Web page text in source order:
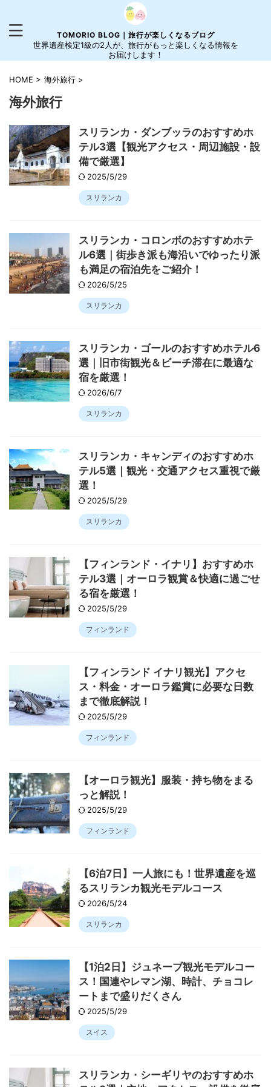
TOMORIO BLOG｜旅行が楽しくなるブログ
世界遺産検定1級の2人が、旅行がもっと楽しくなる情報を
お届けします！
HOME > 海外旅行 >
海外旅行
スリランカ・ダンブッラのおすすめホ
テル3選【観光アクセス・周辺施設・設
備で厳選】
2025/5/29
スリランカ
スリランカ・コロンボのおすすめホテ
ル6選｜街歩き派も海沿いでゆったり派
も満足の宿泊先をご紹介！
2026/5/25
スリランカ
スリランカ・ゴールのおすすめホテル6
選｜旧市街観光＆ビーチ滞在に最適な
宿を厳選！
2026/6/7
スリランカ
スリランカ・キャンディのおすすめホ
テル5選｜観光・交通アクセス重視で厳
選！
2025/5/29
スリランカ
【フィンランド・イナリ】おすすめホ
テル3選｜オーロラ観賞＆快適に過ごせ
る宿を厳選！
2025/5/29
フィンランド
【フィンランド イナリ観光】アクセ
ス・料金・オーロラ鑑賞に必要な日数
まで徹底解説！
2025/5/29
フィンランド
【オーロラ観光】服装・持ち物をまる
っと解説！
2025/5/29
フィンランド
【6泊7日】一人旅にも！世界遺産を巡
るスリランカ観光モデルコース
2026/5/24
スリランカ
【1泊2日】ジュネーブ観光モデルコー
ス！国連やレマン湖、時計、チョコレ
ートまで盛りだくさん
2025/5/29
スイス
スリランカ・シーギリヤのおすすめホ